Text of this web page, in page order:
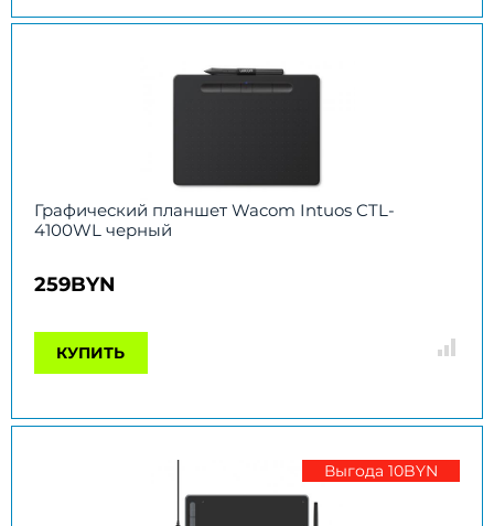
Графический планшет Wacom Intuos CTL-
4100WL черный
259BYN
КУПИТЬ
Выгода 10BYN